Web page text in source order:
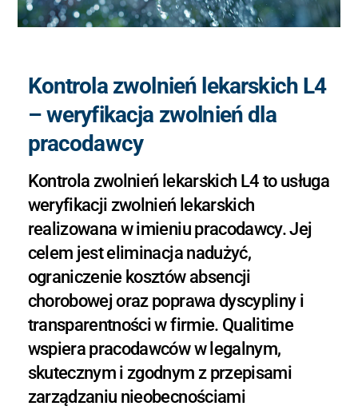
Kontrola zwolnień lekarskich L4
– weryfikacja zwolnień dla
pracodawcy
Kontrola zwolnień lekarskich L4 to usługa
weryfikacji zwolnień lekarskich
realizowana w imieniu pracodawcy. Jej
celem jest eliminacja nadużyć,
ograniczenie kosztów absencji
chorobowej oraz poprawa dyscypliny i
transparentności w firmie. Qualitime
wspiera pracodawców w legalnym,
skutecznym i zgodnym z przepisami
zarządzaniu nieobecnościami